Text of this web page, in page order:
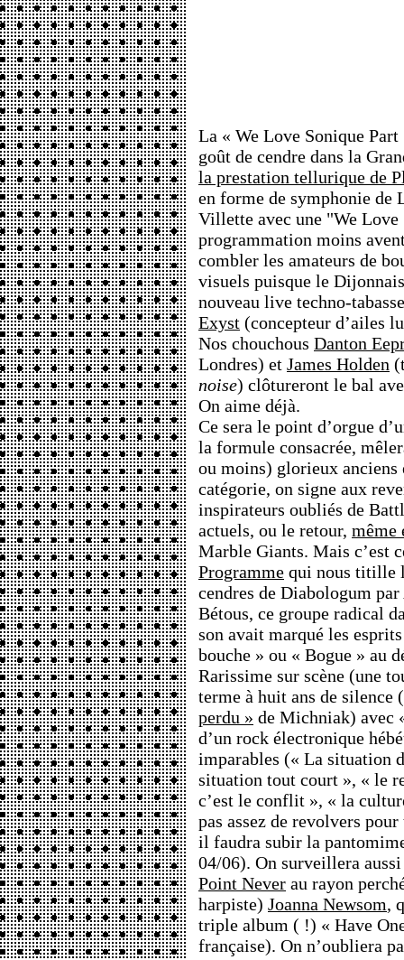
La « We Love Sonique
goût de cendre dans la
la prestation tellurique de
en forme de symphonie de
Villette avec une "We Love
programmation moins
combler les amateurs de
visuels puisque le
nouveau live techno-
Exyst (concepteur d’ailes
Nos chouchous Danton
Londres) et James Holden
noise) clôtureront le bal
On aime déjà.
Ce sera le point d’orgue
la formule consacrée,
ou moins) glorieux anciens
catégorie, on signe aux
inspirateurs oubliés de
actuels, ou le retour, même
Marble Giants. Mais c’est
Programme qui nous titille
cendres de Diabologum
Bétous, ce groupe radical
son avait marqué les
bouche » ou « Bogue » au
Rarissime sur scène (une
terme à huit ans de silence
perdu » de Michniak) avec
d’un rock électronique
imparables (« La situation
situation tout court », « le
c’est le conflit », « la
pas assez de revolvers
il faudra subir la
04/06). On surveillera
Point Never au rayon
harpiste) Joanna Newsom,
triple album ( !) « Have
française). On n’oubliera